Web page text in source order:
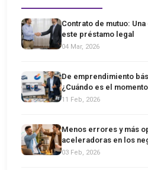
Contrato de mutuo:
este préstamo legal
04 Mar, 2026
De emprendimiento
¿Cuándo es el
11 Feb, 2026
Menos errores y más
aceleradoras en los
03 Feb, 2026